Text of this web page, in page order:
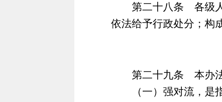
第二十八条 各级人
依法给予行政处分；构
第二十九条 本办法
（一）强对流，是指